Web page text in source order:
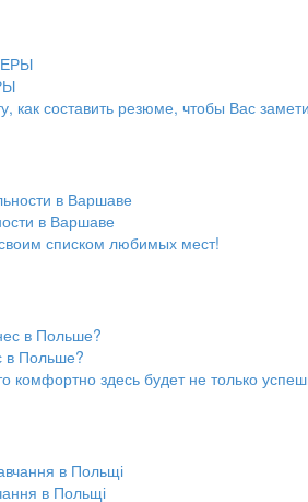
как составить резюме, чтобы Вас
в Варшаве
списком любимых мест!
в Польше?
комфортно здесь будет не только
в Польщі